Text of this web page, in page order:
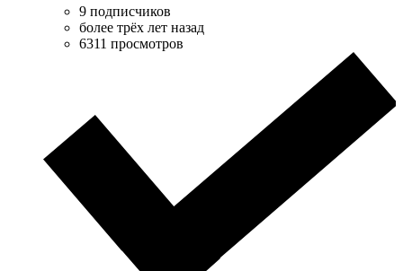
9 подписчиков
более трёх лет назад
6311 просмотров